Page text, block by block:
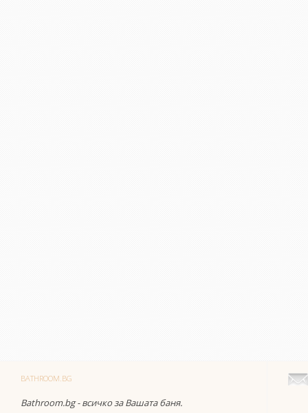
BATHROOM.BG
Bathroom.bg - всичко за Вашата баня.